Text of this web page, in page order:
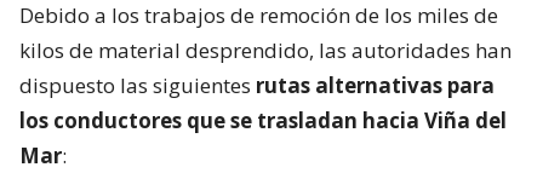
Debido a los trabajos de remoción de los miles de
kilos de material desprendido, las autoridades han
dispuesto las siguientes rutas alternativas para
los conductores que se trasladan hacia Viña del
Mar: